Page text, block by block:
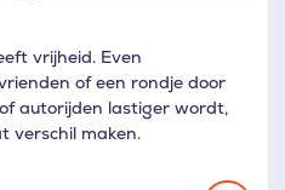
vrijheid. Even
of een rondje door
autorijden lastiger wordt,
verschil maken.